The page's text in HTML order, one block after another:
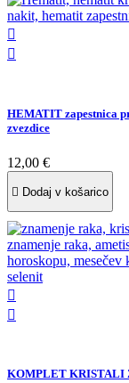


HEMATIT zapestnica
zvezdice
12,00 €
 Dodaj v košarico


KOMPLET KRISTALI